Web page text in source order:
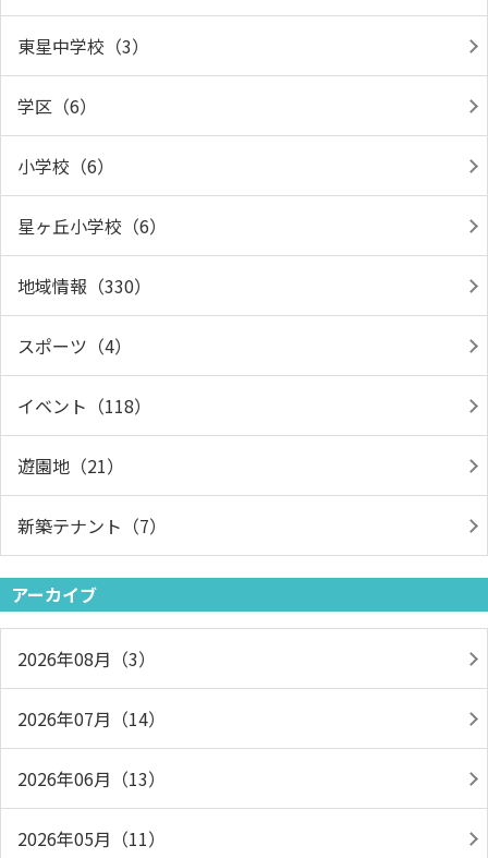
東星中学校（3）
学区（6）
小学校（6）
星ヶ丘小学校（6）
地域情報（330）
スポーツ（4）
イベント（118）
遊園地（21）
新築テナント（7）
アーカイブ
2026年08月（3）
2026年07月（14）
2026年06月（13）
2026年05月（11）